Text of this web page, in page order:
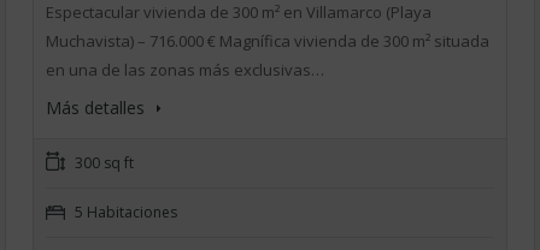
Espectacular vivienda de 300 m² en Villamarco (Playa
Muchavista) – 716.000 € Magnífica vivienda de 300 m² situada
en una de las zonas más exclusivas…
Más detalles
300 sq ft
5 Habitaciones